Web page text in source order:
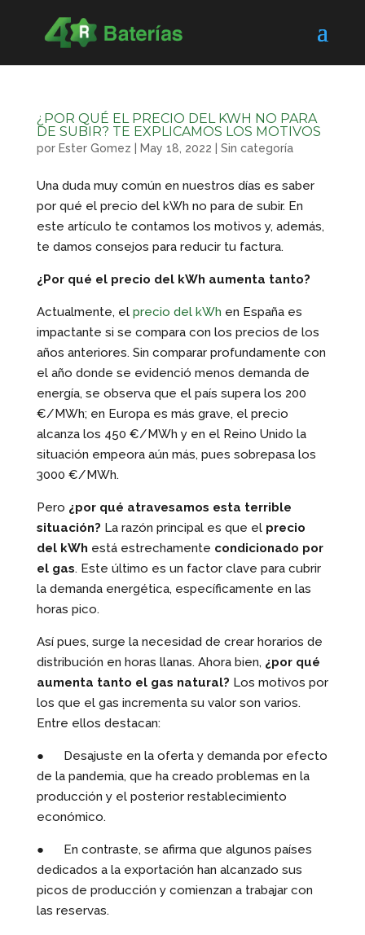
¿POR QUÉ EL PRECIO DEL KWH NO PARA
DE SUBIR? TE EXPLICAMOS LOS MOTIVOS
por Ester Gomez May 18, 2022 Sin categoría
Una duda muy común en nuestros días es saber
por qué el precio del kWh no para de subir. En
este artículo te contamos los motivos y, además,
te damos consejos para reducir tu factura.
¿Por qué el precio del kWh aumenta tanto?
Actualmente, el precio del kWh en España es
impactante si se compara con los precios de los
años anteriores. Sin comparar profundamente con
el año donde se evidenció menos demanda de
energía, se observa que el país supera los 200
€/MWh; en Europa es más grave, el precio
alcanza los 450 €/MWh y en el Reino Unido la
situación empeora aún más, pues sobrepasa los
3000 €/MWh.
Pero ¿por qué atravesamos esta terrible
situación? La razón principal es que el precio
del kWh está estrechamente condicionado por
el gas. Este último es un factor clave para cubrir
la demanda energética, específicamente en las
horas pico.
Así pues, surge la necesidad de crear horarios de
distribución en horas llanas. Ahora bien, ¿por qué
aumenta tanto el gas natural? Los motivos por
los que el gas incrementa su valor son varios.
Entre ellos destacan:
● Desajuste en la oferta y demanda por efecto
de la pandemia, que ha creado problemas en la
producción y el posterior restablecimiento
económico.
● En contraste, se afirma que algunos países
dedicados a la exportación han alcanzado sus
picos de producción y comienzan a trabajar con
las reservas.